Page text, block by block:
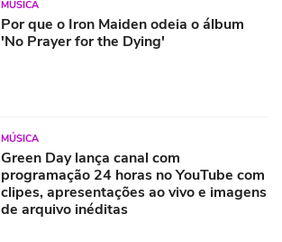
MÚSICA
Por que o Iron Maiden odeia o álbum
'No Prayer for the Dying'
MÚSICA
Green Day lança canal com
programação 24 horas no YouTube com
clipes, apresentações ao vivo e imagens
de arquivo inéditas